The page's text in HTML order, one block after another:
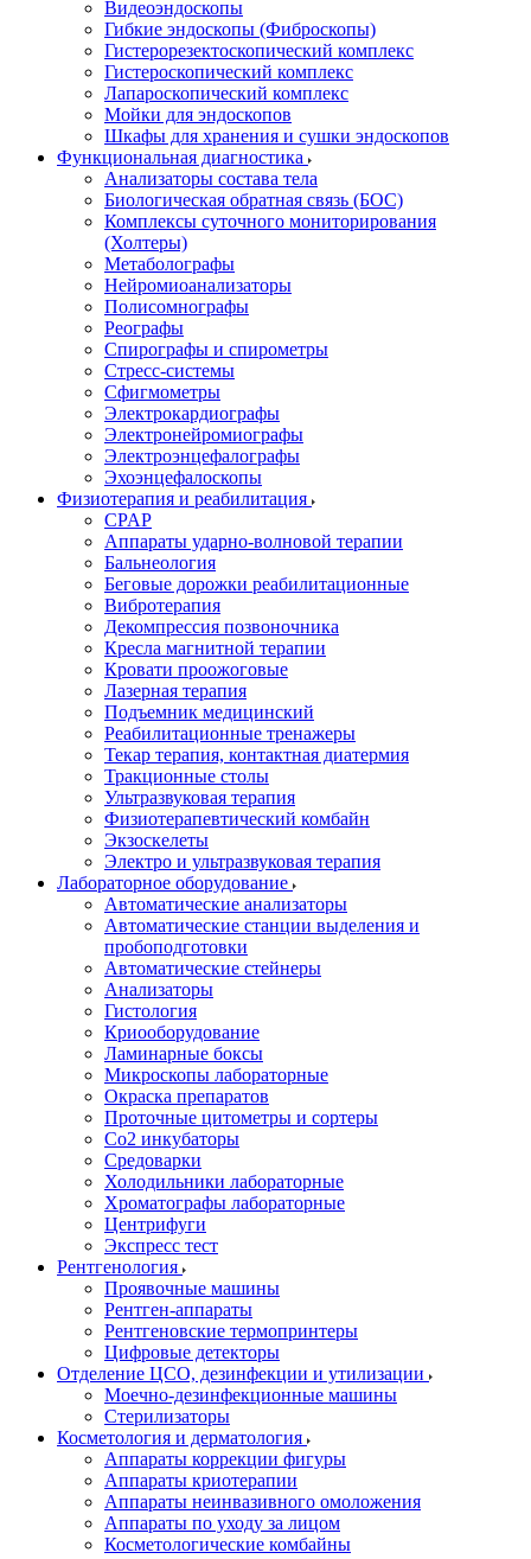
Видеоэндоскопы
Гибкие эндоскопы (Фиброcкопы)
Гистерорезектоскопический комплекс
Гистероскопический комплекс
Лапароскопический комплекс
Мойки для эндоскопов
Шкафы для хранения и сушки эндоскопов
Функциональная диагностика
Анализаторы состава тела
Биологическая обратная связь (БОС)
Комплексы суточного мониторирования
(Холтеры)
Метаболографы
Нейромиоанализаторы
Полисомнографы
Реографы
Спирографы и спирометры
Стресс-системы
Сфигмометры
Электрокардиографы
Электронейромиографы
Электроэнцефалографы
Эхоэнцефалоскопы
Физиотерапия и реабилитация
CPAP
Аппараты ударно-волновой терапии
Бальнеология
Беговые дорожки реабилитационные
Вибротерапия
Декомпрессия позвоночника
Кресла магнитной терапии
Кровати проожоговые
Лазерная терапия
Подъемник медицинский
Реабилитационные тренажеры
Текар терапия, контактная диатермия
Тракционные столы
Ультразвуковая терапия
Физиотерапевтический комбайн
Экзоскелеты
Электро и ультразвуковая терапия
Лабораторное оборудование
Автоматические анализаторы
Автоматические станции выделения и
пробоподготовки
Автоматические стейнеры
Анализаторы
Гистология
Криооборудование
Ламинарные боксы
Микроскопы лабораторные
Окраска препаратов
Проточные цитометры и сортеры
Со2 инкубаторы
Средоварки
Холодильники лабораторные
Хроматографы лабораторные
Центрифуги
Экспресс тест
Рентгенология
Проявочные машины
Рентген-аппараты
Рентгеновские термопринтеры
Цифровые детекторы
Отделение ЦСО, дезинфекции и утилизации
Моечно-дезинфекционные машины
Стерилизаторы
Косметология и дерматология
Аппараты коррекции фигуры
Аппараты криотерапии
Аппараты неинвазивного омоложения
Аппараты по уходу за лицом
Косметологические комбайны